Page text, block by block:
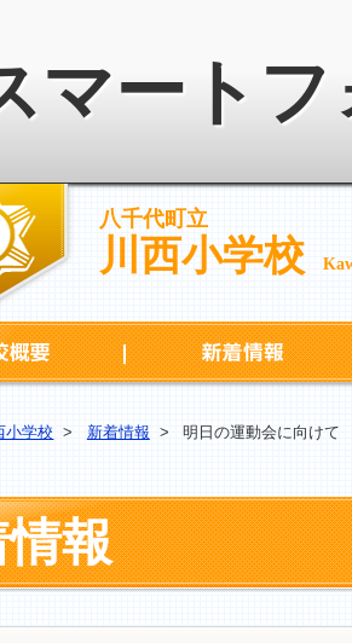
マート
八千代町立
川西小学校
学校概要
小学校 > 新着情報 > 明日の運動会に向け
報